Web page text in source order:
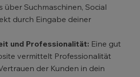
über Suchmaschinen, Social
durch Eingabe deiner
und Professionalität: Eine gut
vermittelt Professionalität
der Kunden in dein